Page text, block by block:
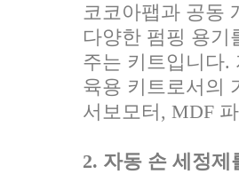
코코아팹과 공동
다양한 펌핑 용기
주는 키트입니다.
육용 키트로서의
서보모터, MDF
2. 자동 손 세정